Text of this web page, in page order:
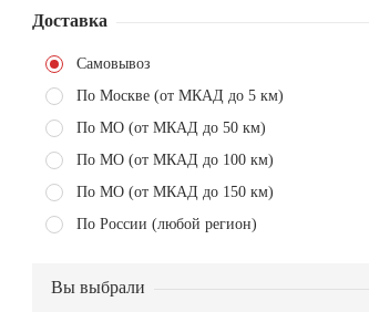
Доставка
Самовывоз
По Москве (от МКАД до 5 км)
По МО (от МКАД до 50 км)
По МО (от МКАД до 100 км)
По МО (от МКАД до 150 км)
По России (любой регион)
Вы выбрали